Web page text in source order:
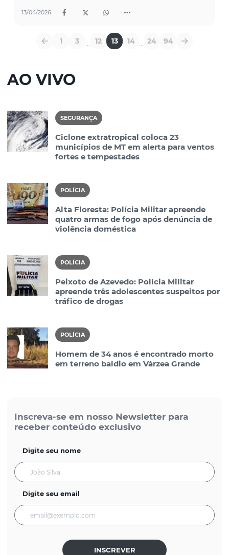
13/04/2026
1 3 ... 12 13 14 ... 24 94
AO VIVO
SEGURANÇA
Ciclone extratropical coloca 23
municípios de MT em alerta para ventos
fortes e tempestades
POLÍCIA
Alta Floresta: Polícia Militar apreende
quatro armas de fogo após denúncia de
violência doméstica
POLÍCIA
Peixoto de Azevedo: Polícia Militar
apreende três adolescentes suspeitos por
tráfico de drogas
POLÍCIA
Homem de 34 anos é encontrado morto
em terreno baldio em Várzea Grande
Inscreva-se em nosso Newsletter para
receber conteúdo exclusivo
Digite seu nome
Digite seu email
INSCREVER